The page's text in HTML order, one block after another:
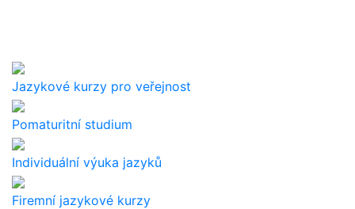
Jazykové kurzy pro veřejnost
Pomaturitní studium
Individuální výuka jazyků
Firemní jazykové kurzy